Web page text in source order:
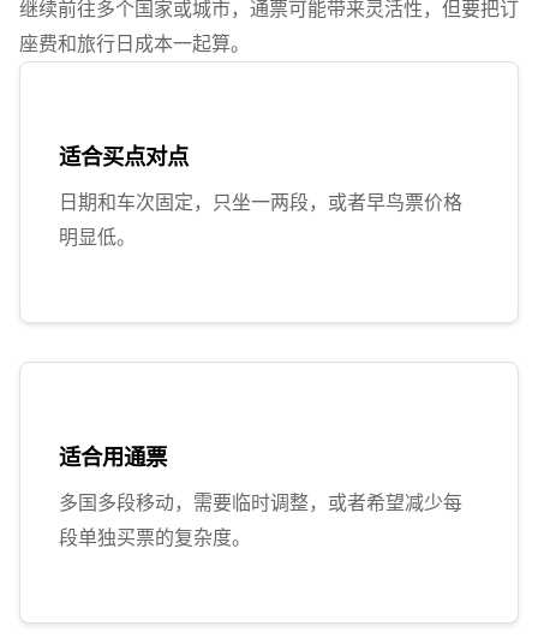
继续前往多个国家或城市，通票可能带来灵活性，但要把订
座费和旅行日成本一起算。
适合买点对点
日期和车次固定，只坐一两段，或者早鸟票价格
明显低。
适合用通票
多国多段移动，需要临时调整，或者希望减少每
段单独买票的复杂度。